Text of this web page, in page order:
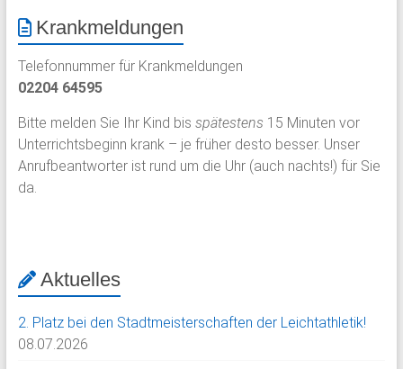
Krankmeldungen
Telefonnummer für Krankmeldungen
02204 64595
Bitte melden Sie Ihr Kind bis spätestens 15 Minuten vor
Unterrichtsbeginn krank – je früher desto besser. Unser
Anrufbeantworter ist rund um die Uhr (auch nachts!) für Sie
da.
Aktuelles
2. Platz bei den Stadtmeisterschaften der Leichtathletik!
08.07.2026